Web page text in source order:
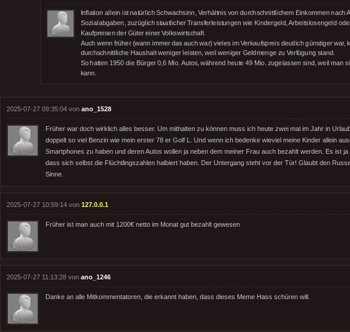
Inflation allein ist natürlich Schwachsinn, Verhältnis von durchschnittlichem Einkommen nach
Sozialabgaben, zuzüglich staatlicher Transferleistungen wie Kindergeld, Arbeitslosengeld
Kaufpreisen der Güter einer Volkswirtschaft.
Auch wenn früher (wann immer das auch war) vieles im Verkaufspreis deutlich günstiger war,
durchschnittliche Haushalt weniger leisten, weil weniger Geldmenge zu Verfügung stand.
So hatten 1950 die Bürger 0,6 Mio. Autos, während heute 49 Mio. zugelassen sind, weil man
kann.
2025-07-27 09:35:04 von ano_1528
Früher war doch wirklich alles besser. Um mithalten zu können muss ich heute zwei mal im Jahr in
doppelt so viel Benzin wie mein erster 78 er Golf L. Und wenn ich bedenke wieviel meine Kinder allein
Smartphones zu haben und deren Autos wollen ja neben dem meiner Frau auch bezahlt werden. Es ist
dass sich selbst die Flüchtlingszahlen halbiert haben. Der Untergang steht vor der Tür! Glaubt den
Sinne.
2025-07-27 10:59:14 von 127.0.0.1
Früher ist man auch mit 1200€ netto im Monat gut bezahlt gewesen
2025-07-27 11:13:28 von ano_1246
Danke an alle Mitkommentatoren, die erkannt haben, dass dieses Meme Hass schüren will.